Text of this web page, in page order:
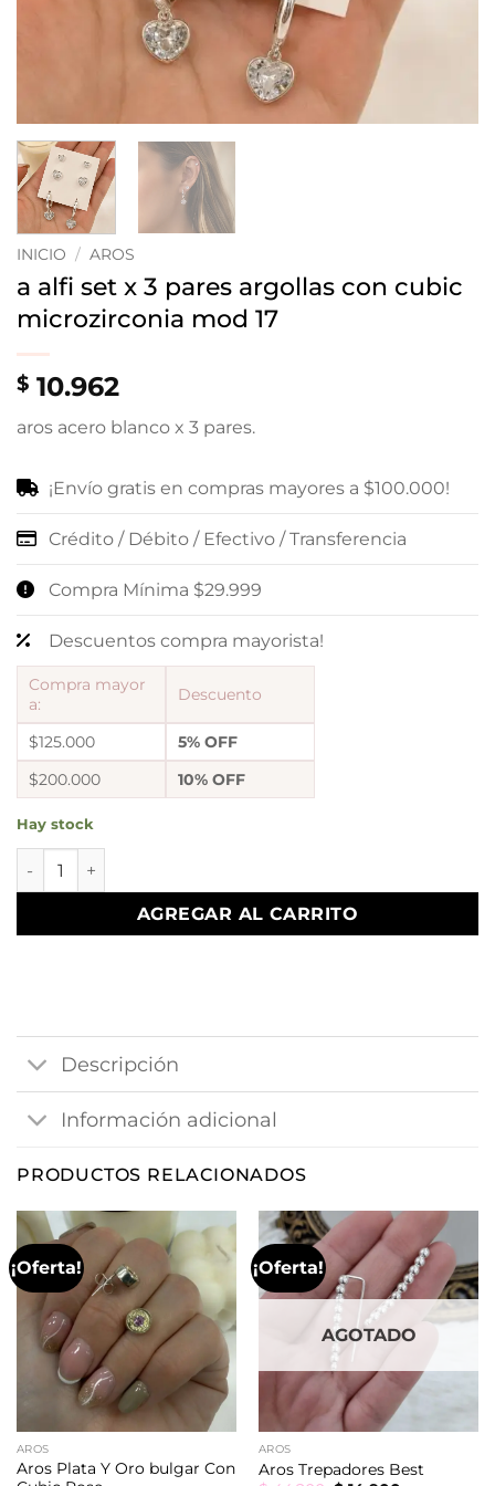
INICIO / AROS
a alfi set x 3 pares argollas con cubic
microzirconia mod 17
$ 10.962
aros acero blanco x 3 pares.
¡Envío gratis en compras mayores a $100.000!
Crédito / Débito / Efectivo / Transferencia
Compra Mínima $29.999
Descuentos compra mayorista!
Compra mayor
a:
Descuento
$125.000
5% OFF
$200.000
10% OFF
Hay stock
a alfi set x 3 pares argollas con cubic microzirconia mod
AGREGAR AL CARRITO
Descripción
Información adicional
PRODUCTOS RELACIONADOS
¡Oferta!
AROS
Aros Plata Y Oro bulgar Con
¡Oferta!
AGOTADO
AROS
Aros Trepadores Best